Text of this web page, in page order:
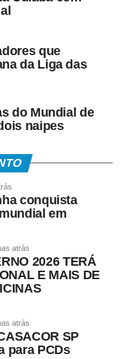
que
da Liga das
do Mundial de
naipes
conquista
em
atrás
2026 TERÁ
E MAIS DE
atrás
SP
para PCDs